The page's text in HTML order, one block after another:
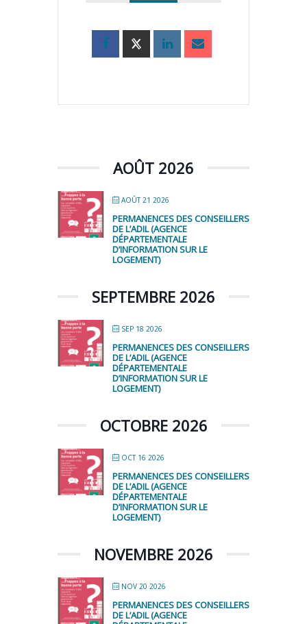
AOÛT 2026
AOÛT 21 2026
PERMANENCES DES CONSEILLERS
DE L’ADIL (AGENCE
DÉPARTEMENTALE
D’INFORMATION SUR LE
LOGEMENT)
SEPTEMBRE 2026
SEP 18 2026
PERMANENCES DES CONSEILLERS
DE L’ADIL (AGENCE
DÉPARTEMENTALE
D’INFORMATION SUR LE
LOGEMENT)
OCTOBRE 2026
OCT 16 2026
PERMANENCES DES CONSEILLERS
DE L’ADIL (AGENCE
DÉPARTEMENTALE
D’INFORMATION SUR LE
LOGEMENT)
NOVEMBRE 2026
NOV 20 2026
PERMANENCES DES CONSEILLERS
DE L’ADIL (AGENCE